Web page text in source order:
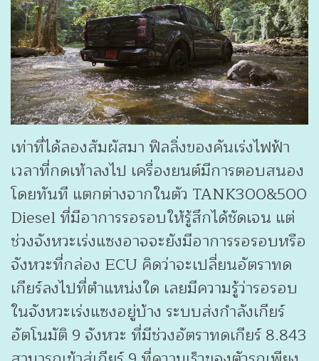
เท่าที่ได้ลองสัมผัสมา ฟิลลิ่งของคันเร่งไฟฟ้า
เวลาที่กดเท้าลงไป เครื่องยนต์มีการตอบสนอง
โดยทันที แตกต่างจากในตัว TANK300&500
Diesel ที่มีอาการรอรอบให้รู้สึกได้ชัดเจน แต่
ช่วงจังหวะเร่งแซงอาจจะยังมีอาการรอรอบหรือ
จังหวะที่กล่อง ECU คิดว่าจะเปลี่ยนอัตราทด
เกียร์ลงไปที่ตำแหน่งใด เลยมีความรู้ว่ารอรอบ
ในจังหวะเร่งแซงอยู่บ้าง ระบบส่งกำลังเกียร์
อัตโนมัติ 9 จังหวะ ที่มีช่วงอัตราทดเกียร์ 8.843